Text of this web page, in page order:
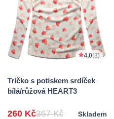
4,0(3)
Tričko s potiskem srdíček
bílá/růžová HEART3
260 Kč367 Kč
Skladem